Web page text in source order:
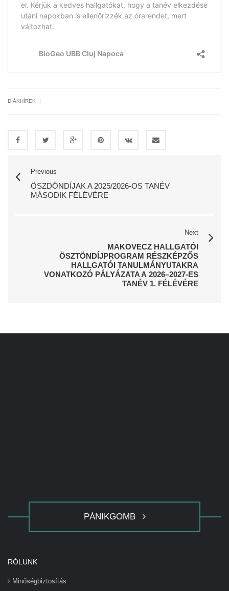
DIÁKHÍREK
Previous
ÖSZDÖNDÍJAK A 2025/2026-OS TANÉV
MÁSODIK FÉLÉVÉRE
Next
MAKOVECZ HALLGATÓI
ÖSZTÖNDÍJPROGRAM RÉSZKÉPZŐS
HALLGATÓI TANULMÁNYUTAKRA
VONATKOZÓ PÁLYÁZATA A 2026–2027-ES
TANÉV 1. FÉLÉVÉRE
PÁNIKGOMB
RÓLUNK
Minőségbiztosítás